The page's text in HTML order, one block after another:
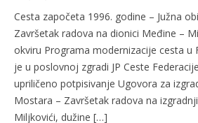
Cesta započeta 1996. godine – Južna
Završetak radova na dionici Međine –
okviru Programa modernizacije cesta u
je u poslovnoj zgradi JP Ceste
upriličeno potpisivanje Ugovora za
Mostara – Završetak radova na
Miljkovići, dužine […]